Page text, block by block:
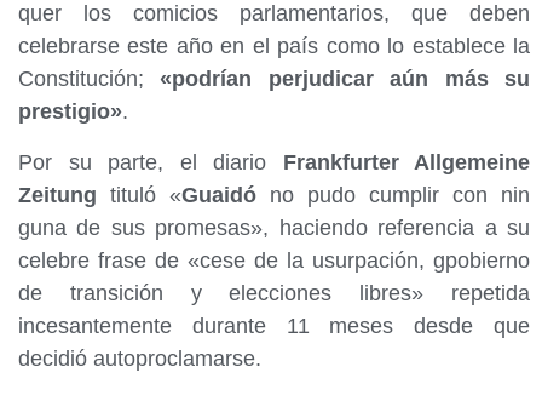
quer los comicios parlamentarios, que deben
celebrarse este año en el país como lo establece la
Constitución; «podrían perjudicar aún más su
prestigio».
Por su parte, el diario Frankfurter Allgemeine
Zeitung tituló «Guaidó no pudo cumplir con nin
guna de sus promesas», haciendo referencia a su
celebre frase de «cese de la usurpación, gpobierno
de transición y elecciones libres» repetida
incesantemente durante 11 meses desde que
decidió autoproclamarse.